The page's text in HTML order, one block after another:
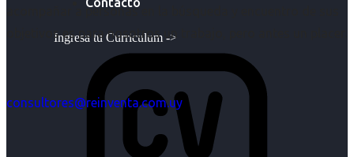
Ingresa tu Curriculum ->
acompañar a personas en la búsqueda y encuentro de sus
objetivos es para nosotros un trabajo, pero antes un placer.
consultores@reinventa.com.uy